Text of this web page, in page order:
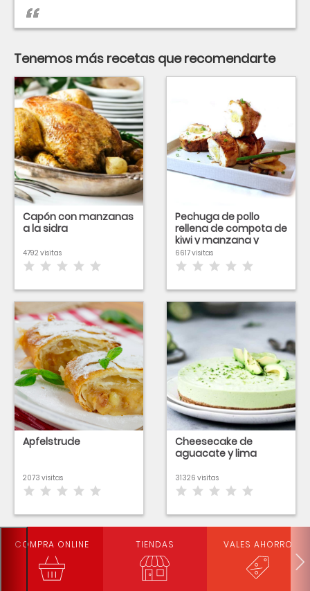
Tenemos más recetas que recomendarte
Capón con manzanas
a la sidra
4792 visitas
Pechuga de pollo
rellena de compota de
kiwi y manzana y
vinagreta de café
6617 visitas
Apfelstrude
2073 visitas
Cheesecake de
aguacate y lima
31326 visitas
COMPRA ONLINE TIENDAS VALES AHORRO